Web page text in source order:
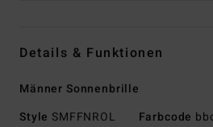
Details & Funktionen
Männer Sonnenbrille
Style SMFFNROL Farbcode